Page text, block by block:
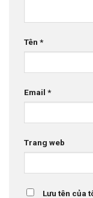
Tên *
Email *
Trang web
Lưu tên của